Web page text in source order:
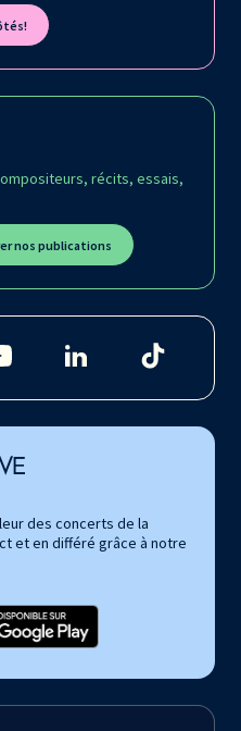
récits, essais,
nos publications
des concerts de la
et en différé grâce à notre